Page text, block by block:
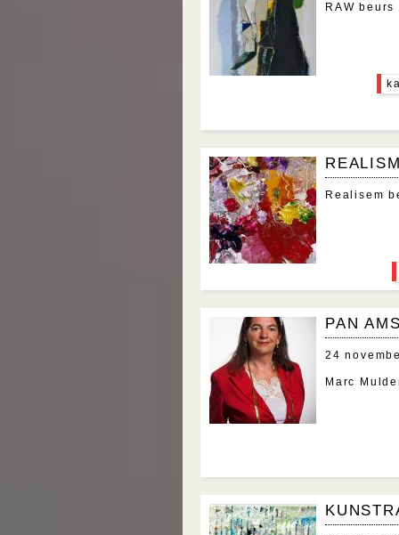
RAW
Realisem
PAN
24
Marc